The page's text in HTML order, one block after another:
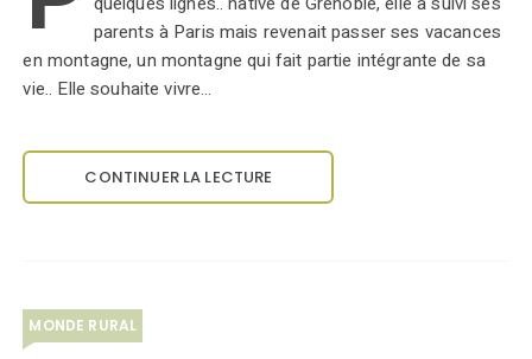
parents à Paris mais revenait passer ses vacances
en montagne, un montagne qui fait partie intégrante de sa
vie.. Elle souhaite vivre…
CONTINUER LA LECTURE
MONDE RURAL